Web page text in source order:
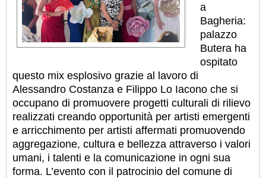
a
Bagheria:
palazzo
Butera ha
ospitato
questo mix esplosivo grazie al lavoro di
Alessandro Costanza e Filippo Lo Iacono che si
occupano di promuovere progetti culturali di rilievo
realizzati creando opportunità per artisti emergenti
e arricchimento per artisti affermati promuovendo
aggregazione, cultura e bellezza attraverso i valori
umani, i talenti e la comunicazione in ogni sua
forma. L’evento con il patrocinio del comune di